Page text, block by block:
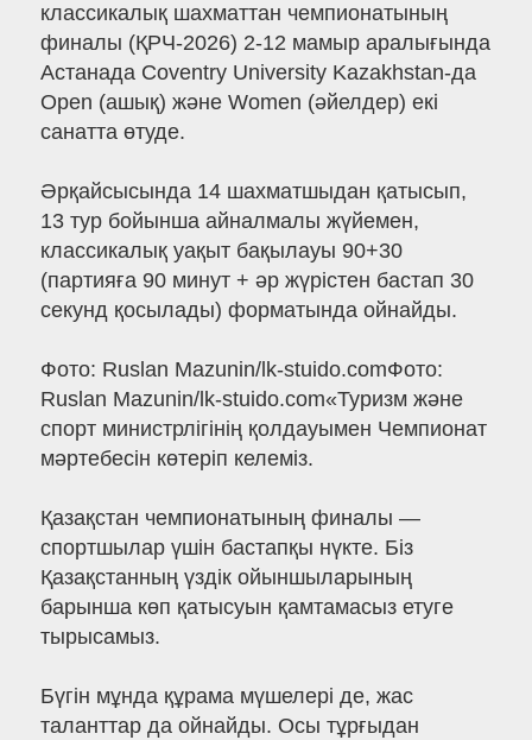
классикалық шахматтан чемпионатының
финалы (ҚРЧ-2026) 2-12 мамыр аралығында
Астанада Coventry University Kazakhstan-да
Open (ашық) және Women (әйелдер) екі
санатта өтуде.
Әрқайсысында 14 шахматшыдан қатысып,
13 тур бойынша айналмалы жүйемен,
классикалық уақыт бақылауы 90+30
(партияға 90 минут + әр жүрістен бастап 30
секунд қосылады) форматында ойнайды.
Фото: Ruslan Mazunin/lk-stuido.comФото:
Ruslan Mazunin/lk-stuido.com«Туризм және
спорт министрлігінің қолдауымен Чемпионат
мәртебесін көтеріп келеміз.
Қазақстан чемпионатының финалы —
спортшылар үшін бастапқы нүкте. Біз
Қазақстанның үздік ойыншыларының
барынша көп қатысуын қамтамасыз етуге
тырысамыз.
Бүгін мұнда құрама мүшелері де, жас
таланттар да ойнайды. Осы тұрғыдан